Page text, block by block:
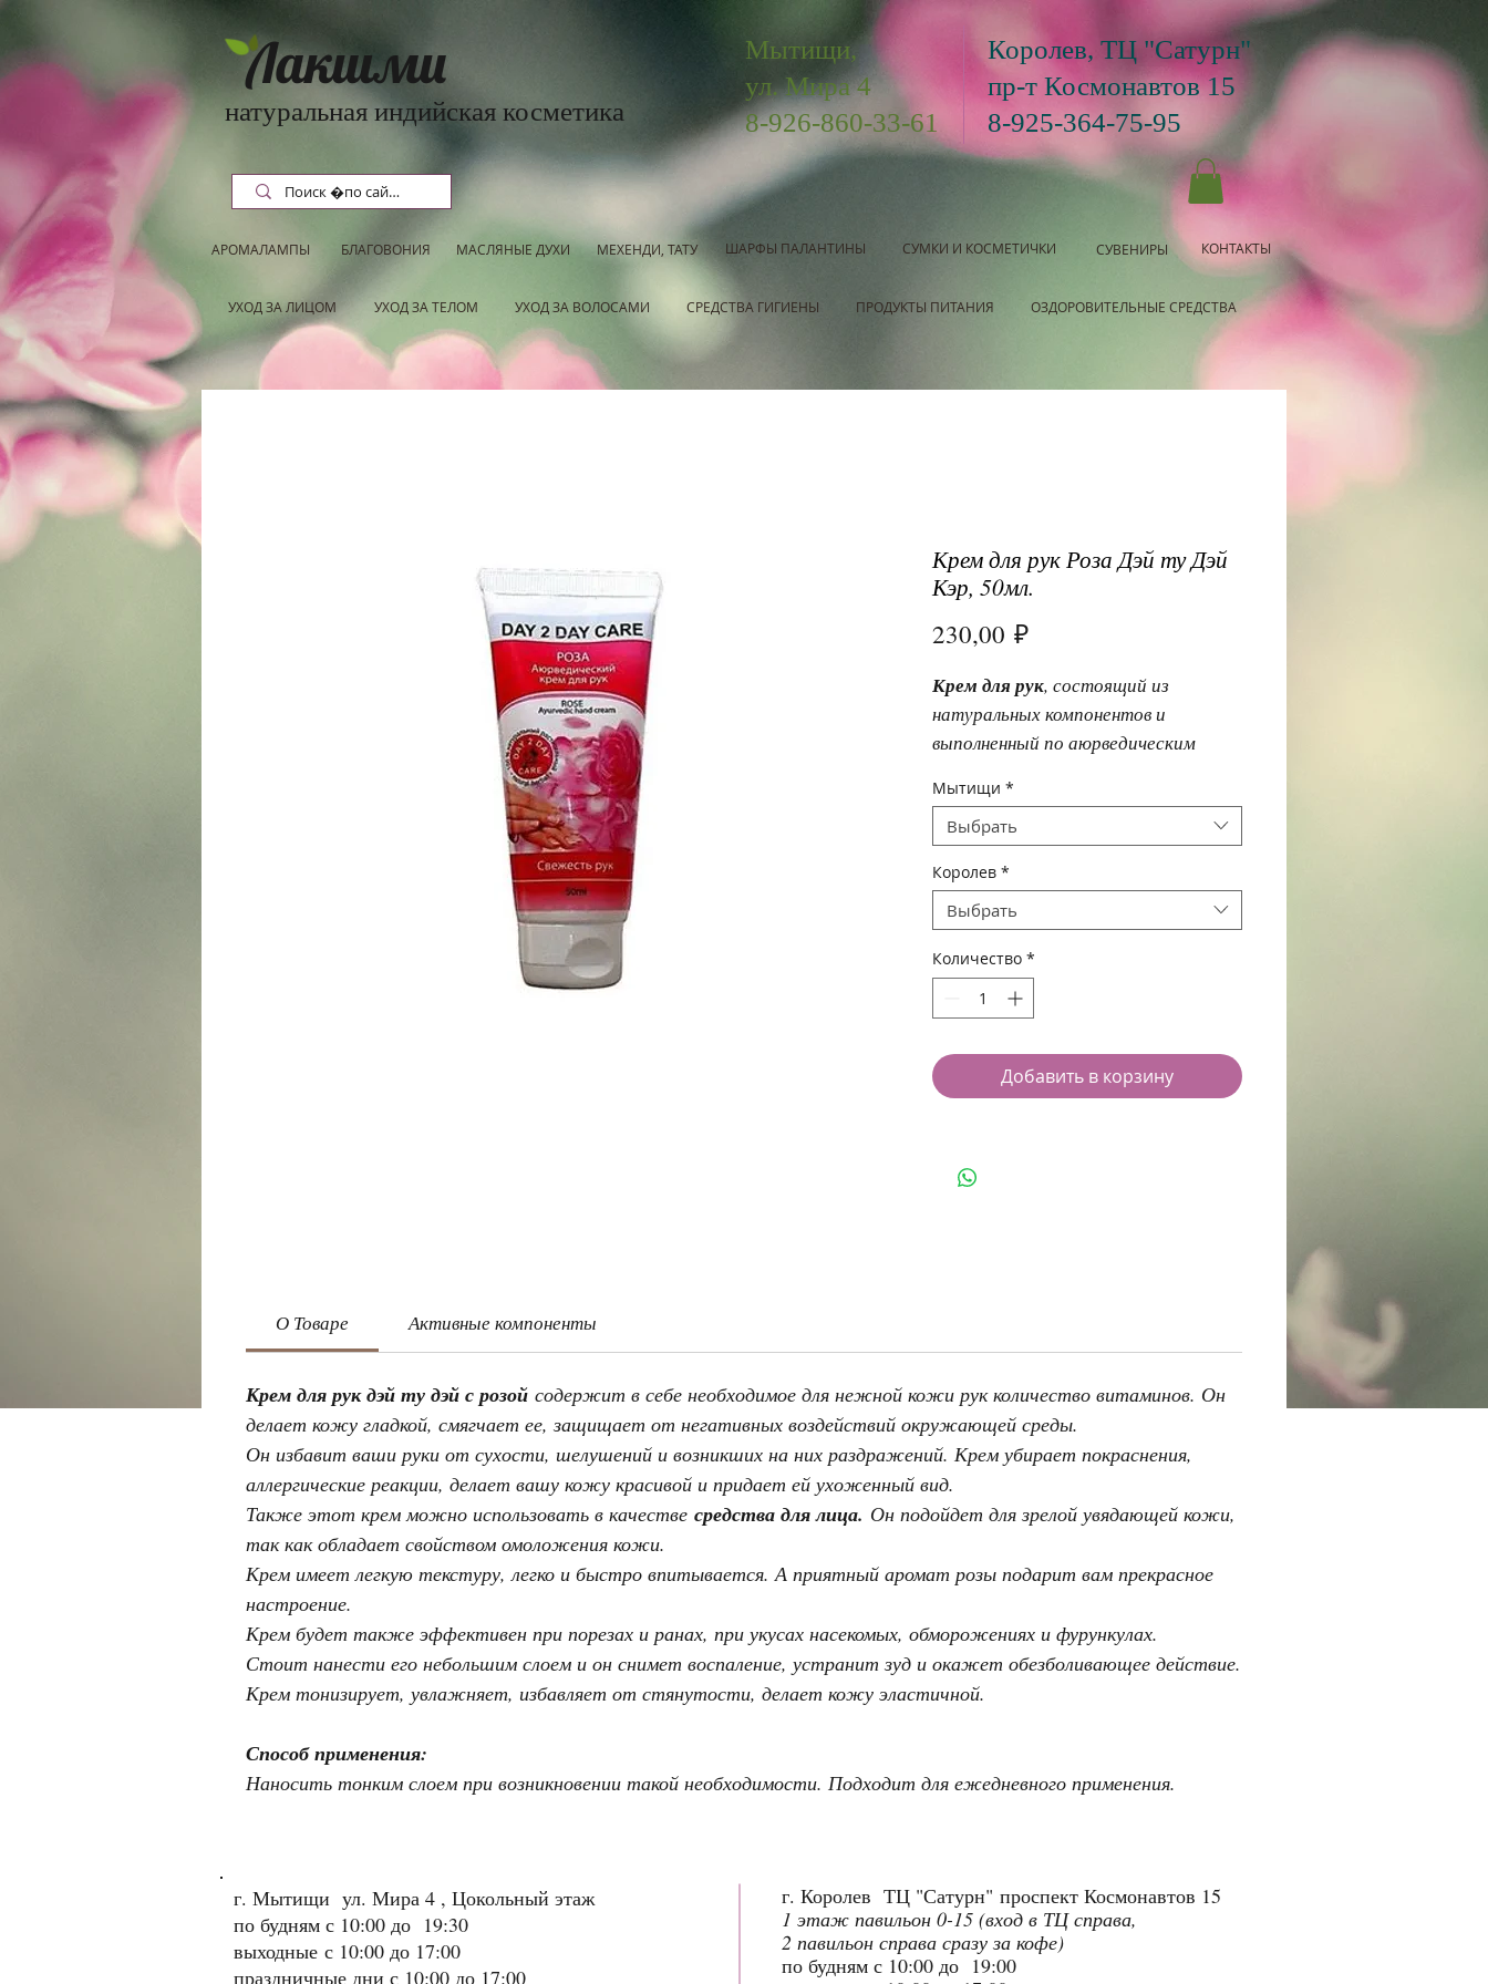
Лакшми
натуральная индийская косметика
Мытищи,
ул. Мира 4
8-926-860-33-61
Королев, ТЦ "Сатурн"
пр-т Космонавтов 15
8-925-364-75-95
АРОМАЛАМПЫ БЛАГОВОНИЯ МАСЛЯНЫЕ ДУХИ МЕХЕНДИ, ТАТУ ШАРФЫ ПАЛАНТИНЫ СУМКИ И КОСМЕТИЧКИ СУВЕНИРЫ КОНТАКТЫ
УХОД ЗА ЛИЦОМ УХОД ЗА ТЕЛОМ УХОД ЗА ВОЛОСАМИ СРЕДСТВА ГИГИЕНЫ ПРОДУКТЫ ПИТАНИЯ ОЗДОРОВИТЕЛЬНЫЕ СРЕДСТВА
Крем для рук Роза Дэй ту Дэй
Кэр, 50мл.
230,00 ₽Цена
Крем для рук, состоящий из
натуральных компонентов и
выполненный по аюрведическим
полезные вещества. Смягчает и
защищает кожу рук.
Мытищи *
Выбрать
Королев *
Выбрать
Количество *
Добавить в корзину
О Товаре Активные компоненты
Крем для рук дэй ту дэй с розой содержит в себе необходимое для нежной кожи рук количество витаминов. Он
делает кожу гладкой, смягчает ее, защищает от негативных воздействий окружающей среды.
Он избавит ваши руки от сухости, шелушений и возникших на них раздражений. Крем убирает покраснения,
аллергические реакции, делает вашу кожу красивой и придает ей ухоженный вид.
Также этот крем можно использовать в качестве средства для лица. Он подойдет для зрелой увядающей кожи,
так как обладает свойством омоложения кожи.
Крем имеет легкую текстуру, легко и быстро впитывается. А приятный аромат розы подарит вам прекрасное
настроение.
Крем будет также эффективен при порезах и ранах, при укусах насекомых, обморожениях и фурункулах.
Стоит нанести его небольшим слоем и он снимет воспаление, устранит зуд и окажет обезболивающее действие.
Крем тонизирует, увлажняет, избавляет от стянутости, делает кожу эластичной.
Способ применения:
Наносить тонким слоем при возникновении такой необходимости. Подходит для ежедневного применения.
г. Мытищи ул. Мира 4 , Цокольный этаж
по будням с 10:00 до 19:30
выходные с 10:00 до 17:00
праздничные дни с 10:00 до 17:00
г. Королев ТЦ "Сатурн" проспект Космонавтов 15
1 этаж павильон 0-15 (вход в ТЦ справа,
2 павильон справа сразу за кофе)
по будням с 10:00 до 19:00